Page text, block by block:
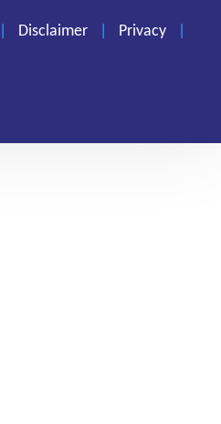
Privacy
| Disclaimer | Privacy
|